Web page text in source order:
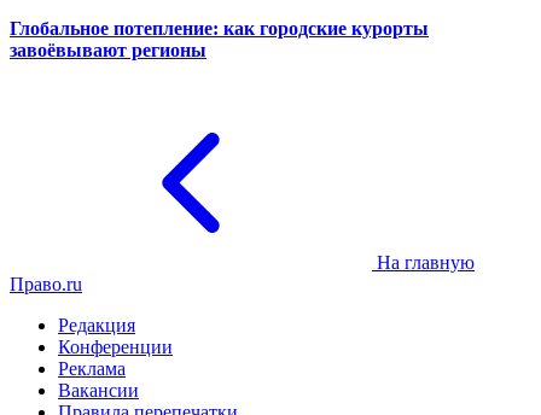
Глобальное потепление: как городские курорты
завоёвывают регионы
На главную
Право.ru
Редакция
Конференции
Реклама
Вакансии